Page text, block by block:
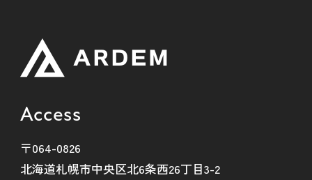
Access
〒064-0826
北海道札幌市中央区北6条西26丁目3-2